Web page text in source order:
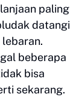
paling
datangi
beberapa
bisa
sekarang.